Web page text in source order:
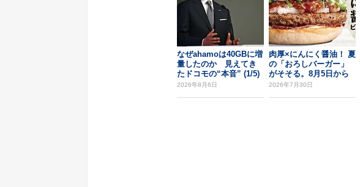
なぜahamoは40GBに増
量したのか 見えてき
たドコモの“本音” (1/5)
2026年8月6日
肉厚×にんにく醤油！ 夏
の「おろしバーガー」
がそそる。8月5日から
2026年7月30日